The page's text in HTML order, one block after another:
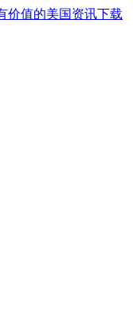
价值的美国资讯下载